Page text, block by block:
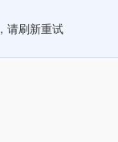
请刷新重试